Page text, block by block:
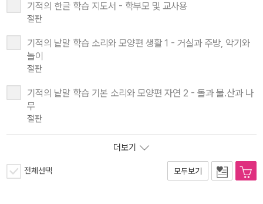
기적의 한글 학습 지도서 - 학부모 및 교사용
절판
기적의 낱말 학습 소리와 모양편 생활 1 - 거실과 주방, 악기와
놀이
절판
기적의 낱말 학습 기본 소리와 모양편 자연 2 - 돌과 물.산과 나
무
절판
더보기
전체선택 모두보기